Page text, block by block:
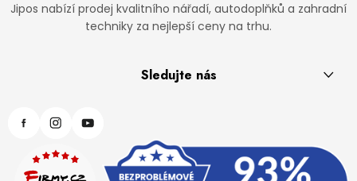
Jipos nabízí prodej kvalitního nářadí, autodoplňků a zahradní
techniky za nejlepší ceny na trhu.
Sledujte nás